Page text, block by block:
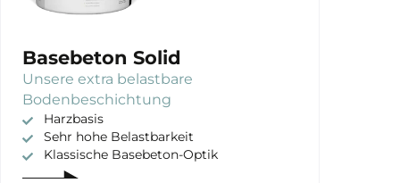
Basebeton Solid
Unsere extra belastbare
Bodenbeschichtung
Harzbasis
Sehr hohe Belastbarkeit
Klassische Basebeton-Optik